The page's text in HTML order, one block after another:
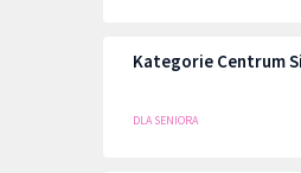
Kategorie Centrum
DLA SENIORA